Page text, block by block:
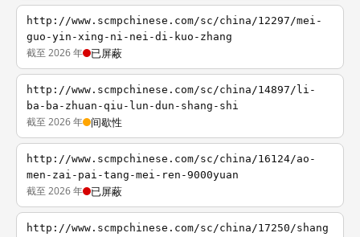
http://www.scmpchinese.com/sc/china/12297/mei-
guo-yin-xing-ni-nei-di-kuo-zhang
截至 2026 年 已屏蔽
http://www.scmpchinese.com/sc/china/14897/li-
ba-ba-zhuan-qiu-lun-dun-shang-shi
截至 2026 年 间歇性
http://www.scmpchinese.com/sc/china/16124/ao-
men-zai-pai-tang-mei-ren-9000yuan
截至 2026 年 已屏蔽
http://www.scmpchinese.com/sc/china/17250/shang